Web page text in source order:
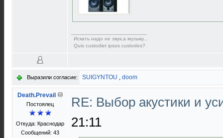
Искать надо не звук,а музыку...
Quis custodiet ipsos custodes?
Выразили согласие: SUIGYNTOU , doom
Death.Prevail
Постоялец
Откуда: Краснодар
Сообщений: 43
RE: Выбор акустики и
21:11